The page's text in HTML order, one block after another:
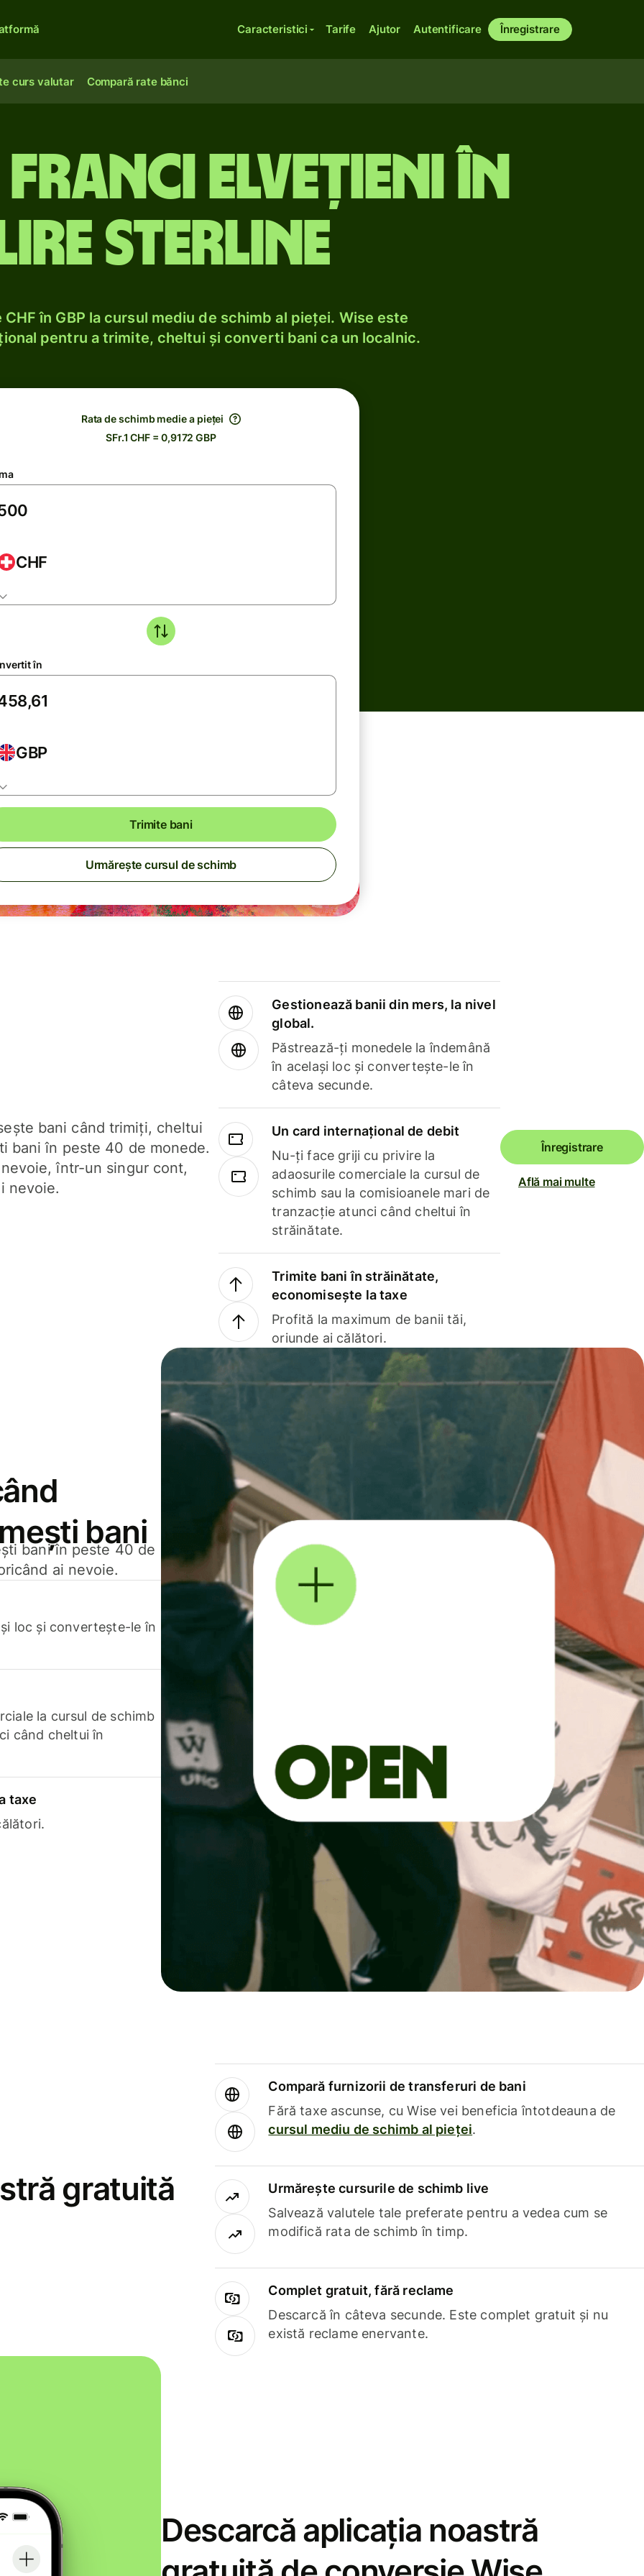
Caracteristici Tarife Ajutor Autentificare Înregistrare
curs valutar Compară rate bănci
franci elvețieni în
sterline
în GBP la cursul mediu de schimb al pieței. Wise este
pentru a trimite, cheltui și converti bani ca un localnic.
Rata de schimb medie a pieței
SFr.1 CHF = 0,9172 GBP
CHF
în
GBP
Trimite bani
Urmărește cursul de schimb
bani când trimiți, cheltui
bani în peste 40 de monede.
într-un singur cont,
nevoie.
Gestionează banii din mers, la nivel
global.
Păstrează-ți monedele la îndemână
în același loc și convertește-le în
câteva secunde.
Un card internațional de debit
Nu-ți face griji cu privire la
adaosurile comerciale la cursul de
schimb sau la comisioanele mari de
tranzacție atunci când cheltui în
străinătate.
Trimite bani în străinătate,
economisește la taxe
Profită la maximum de banii tăi,
oriunde ai călători.
Înregistrare
Află mai multe
bani
bani în peste 40 de
ai nevoie.
loc și convertește-le în
la cursul de schimb
când cheltui în
taxe
gratuită
Compară furnizorii de transferuri de bani
Fără taxe ascunse, cu Wise vei beneficia întotdeauna de
cursul mediu de schimb al pieței.
Urmărește cursurile de schimb live
Salvează valutele tale preferate pentru a vedea cum se
modifică rata de schimb în timp.
Complet gratuit, fără reclame
Descarcă în câteva secunde. Este complet gratuit și nu
există reclame enervante.
Descarcă aplicația noastră